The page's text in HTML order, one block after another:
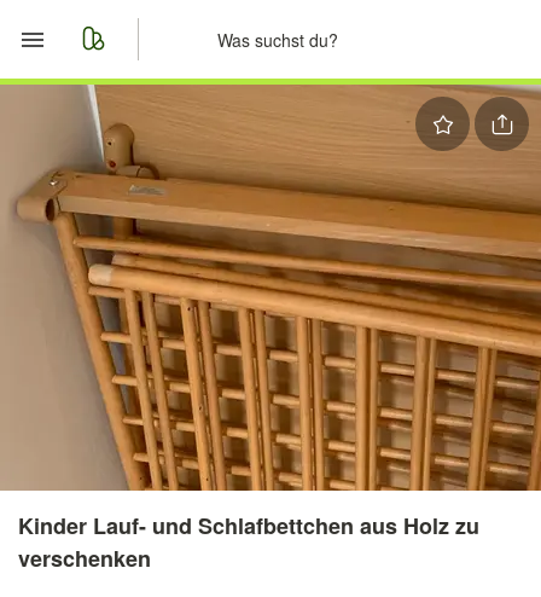
Start
Merkliste
Nachrichten
Anzeige aufgeben
Kinder Lauf- und Schlafbettchen aus Holz zu
verschenken